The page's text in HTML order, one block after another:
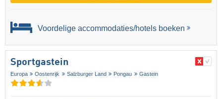
Voordelige accommodaties/hotels boeken
Sportgastein
Europa Oostenrijk Salzburger Land Pongau Gastein